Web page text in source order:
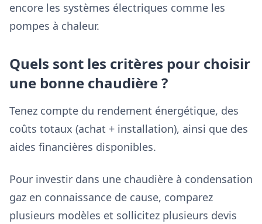
encore les systèmes électriques comme les
pompes à chaleur.
Quels sont les critères pour choisir
une bonne chaudière ?
Tenez compte du rendement énergétique, des
coûts totaux (achat + installation), ainsi que des
aides financières disponibles.
Pour investir dans une chaudière à condensation
gaz en connaissance de cause, comparez
plusieurs modèles et sollicitez plusieurs devis